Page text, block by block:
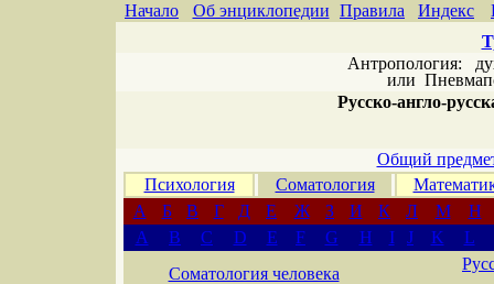
Начало Об энциклопедии Правила Индекс
Антропология:
или
Русско-англо-
Общий
Психология
Соматология
А
Б В Г Д Е Ж З И К Л М
Н
A
B C D E F G H I J K
L
Соматология человека